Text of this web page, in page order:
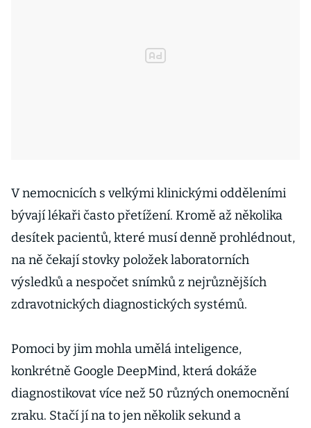
V nemocnicích s velkými klinickými odděleními
bývají lékaři často přetížení. Kromě až několika
desítek pacientů, které musí denně prohlédnout,
na ně čekají stovky položek laboratorních
výsledků a nespočet snímků z nejrůznějších
zdravotnických diagnostických systémů.
Pomoci by jim mohla umělá inteligence,
konkrétně Google DeepMind, která dokáže
diagnostikovat více než 50 různých onemocnění
zraku. Stačí jí na to jen několik sekund a